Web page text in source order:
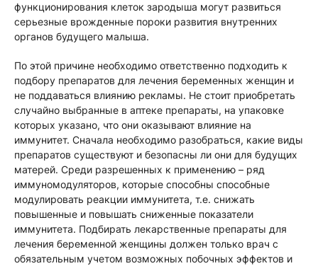
функционирования клеток зародыша могут развиться
серьезные врожденные пороки развития внутренних
органов будущего малыша.
По этой причине необходимо ответственно подходить к
подбору препаратов для лечения беременных женщин и
не поддаваться влиянию рекламы. Не стоит приобретать
случайно выбранные в аптеке препараты, на упаковке
которых указано, что они оказывают влияние на
иммунитет. Сначала необходимо разобраться, какие виды
препаратов существуют и безопасны ли они для будущих
матерей. Среди разрешенных к применению – ряд
иммуномодуляторов, которые способны способные
модулировать реакции иммунитета, т.е. снижать
повышенные и повышать сниженные показатели
иммунитета. Подбирать лекарственные препараты для
лечения беременной женщины должен только врач с
обязательным учетом возможных побочных эффектов и